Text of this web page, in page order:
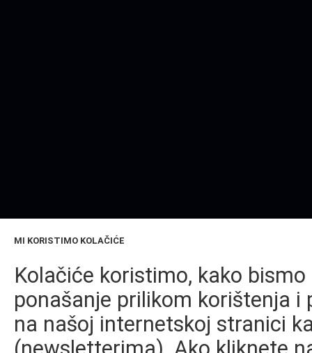
MI KORISTIMO KOLAČIĆE
Kolačiće koristimo, kako
ponašanje prilikom korištenja
na našoj internetskoj stranici